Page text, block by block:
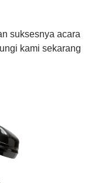
suksesnya acara
kami sekarang